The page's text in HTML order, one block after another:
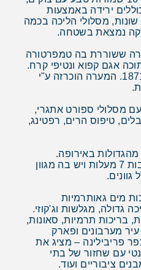
ירידה באמצעות
מסלולי הליכה בכמה
נמצאת בשטחה.
ששוררת בה טמפרטורה
עד מינוס 5 ובתוכה אגם קפוא ונטיפי קרח.
היא נפתחה לציבור בשנת 1871. המערה הוכרזה ע"י
מסלולי ספורט אתגרי,
טיפוס הרים, רפטינג,
באירופה.
הטמפרטורה בה היא בסביבות 7 מעלות ויש בה מגוון
מים גאותרמיות
גדולה, מגלשות וג'קוזי.
בריכות תרמיות, סאונות,
עיר מערבונים ופארק
פריבילינה – מציג את
עם שחזור של בתי
ציבוריים ועוד.